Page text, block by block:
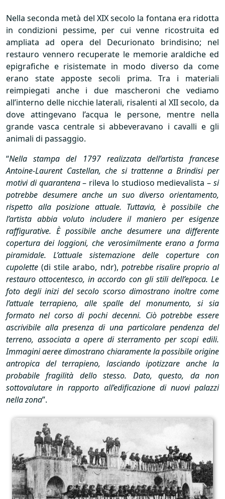
Nella seconda metà del XIXsecolo la fontana era ridotta
in condizioni pessime, per cui venne ricostruita ed
ampliata ad opera del Decurionato brindisino; nel
restauro vennero recuperate le memorie araldiche ed
epigrafiche e risistemate in modo diverso da come
erano state apposte secoli prima. Tra i materiali
reimpiegati anche i due mascheroni che vediamo
all’interno delle nicchie laterali, risalenti al XIIsecolo, da
dove attingevano l’acqua le persone, mentre nella
grande vasca centrale si abbeveravano i cavalli e gli
animali di passaggio.
“Nella stampa del 1797 realizzata dell’artista francese
Antoine-Laurent Castellan, che si trattenne a Brindisi per
motivi di quarantena– rileva lo studioso medievalista –si
potrebbe desumere anche un suo diverso orientamento,
rispetto alla posizione attuale. Tuttavia, è possibile che
l’artista abbia voluto includere il maniero per esigenze
raffigurative. È possibile anche desumere una differente
copertura dei loggioni, che verosimilmente erano a forma
piramidale. L’attuale sistemazione delle coperture con
cupolette (di stile arabo, ndr), potrebbe risalire proprio al
restauro ottocentesco, in accordo con gli stili dell’epoca. Le
foto degli inizi del secolo scorso dimostrano inoltre come
l’attuale terrapieno, alle spalle del monumento, si sia
formato nel corso di pochi decenni. Ciò potrebbe essere
ascrivibile alla presenza di una particolare pendenza del
terreno, associata a opere di sterramento per scopi edili.
Immagini aeree dimostrano chiaramente la possibile origine
antropica del terrapieno, lasciando ipotizzare anche la
probabile fragilità dello stesso. Dato, questo, da non
sottovalutare in rapporto all’edificazione di nuovi palazzi
nella zona”.